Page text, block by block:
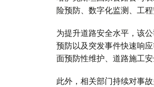
险预防、数字化监测、工
为提升道路安全水平，该
预防以及突发事件快速响
面预防性维护、道路施工
此外，相关部门持续对事